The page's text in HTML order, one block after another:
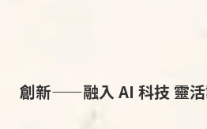
創新——融入 AI 科技 靈活